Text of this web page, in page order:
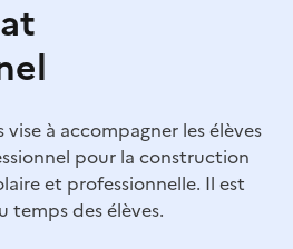
à accompagner les élèves
pour la construction
et professionnelle. Il est
temps des élèves.